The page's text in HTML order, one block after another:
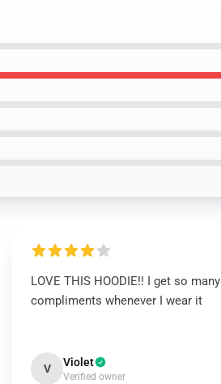
LOVE THIS HOODIE!! I get so many
compliments whenever I wear it
V Violet
Verified owner